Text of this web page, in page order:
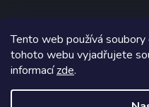
Tento web používá soubory
tohoto webu vyjadřujete
informacízde.
Copyright 2026Elektro
Grafický návrh vytvořil a na